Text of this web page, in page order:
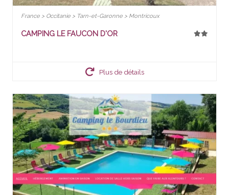
France > Occitanie > Tarn-et-Garonne > Montricoux
CAMPING LE FAUCON D'OR
Plus de détails